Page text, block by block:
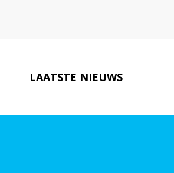
LAATSTE NIEUWS